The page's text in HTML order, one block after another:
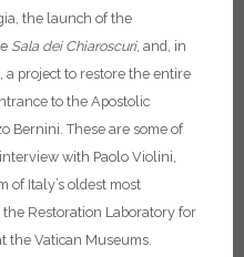
the launch of the
Sala dei Chiaroscuri, and, in
project to restore the entire
to the Apostolic
Bernini. These are some of
with Paolo Violini,
of Italy’s oldest most
Restoration Laboratory for
the Vatican Museums.